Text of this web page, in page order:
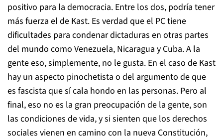
positivo para la democracia. Entre los dos, podría tener
más fuerza el de Kast. Es verdad que el PC tiene
dificultades para condenar dictaduras en otras partes
del mundo como Venezuela, Nicaragua y Cuba. A la
gente eso, simplemente, no le gusta. En el caso de Kast
hay un aspecto pinochetista o del argumento de que
es fascista que sí cala hondo en las personas. Pero al
final, eso no es la gran preocupación de la gente, son
las condiciones de vida, y si sienten que los derechos
sociales vienen en camino con la nueva Constitución,